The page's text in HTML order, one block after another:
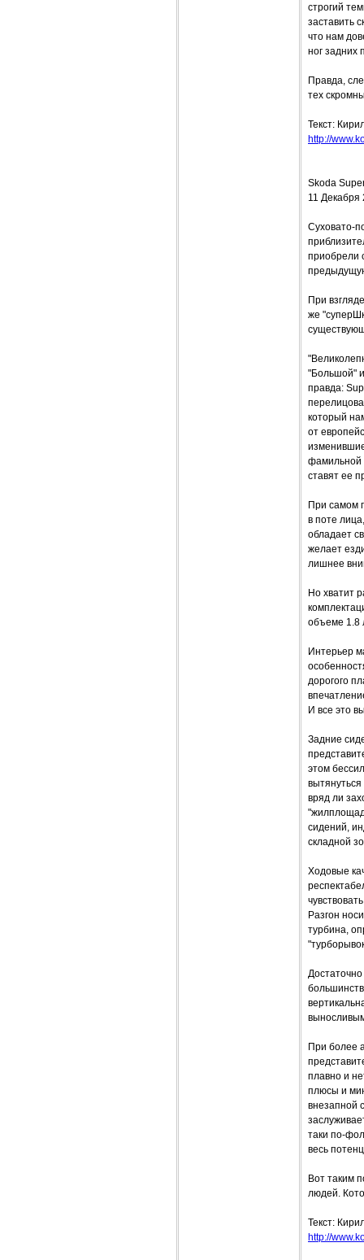
строгий
заставить
что нам
ног задних
Правда,
тех
Текст:
http://
Skoda
11 Декабря
Суховато-
приобрели
При
же
"Большой"
правда:
который
от
фамильной
ставят ее
При самом
в поте
обладает
желает
лишнее
Но хватит
объеме 1.8
Интерьер
дорогого
И все это
Задние
этом
вряд ли
сидений,
складной
Ходовые
Разгон
турбина,
При более
плавно и
плюсы и
внезапной
таки по-
весь
Вот таким
людей.
Текст:
http://